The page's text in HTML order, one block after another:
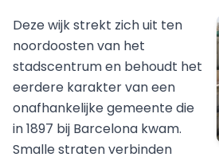
Deze wijk strekt zich uit ten
noordoosten van het
stadscentrum en behoudt het
eerdere karakter van een
onafhankelijke gemeente die
in 1897 bij Barcelona kwam.
Smalle straten verbinden